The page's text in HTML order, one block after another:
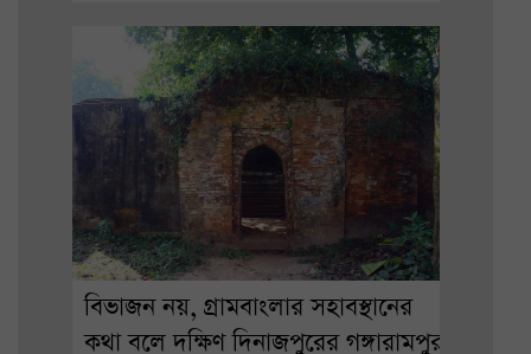
বিভাজন নয়, গ্রামবাংলার সহাবস্থানের
কথা বলে দক্ষিণ দিনাজপুরের গঙ্গারামপুর